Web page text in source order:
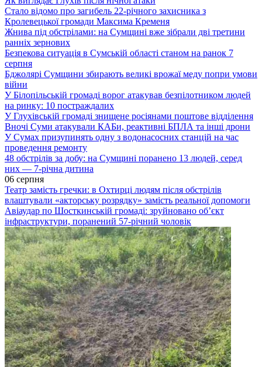
Стало відомо про загибель 22-річного захисника з
Кролевецької громади Максима Кременя
Жнива під обстрілами: на Сумщині вже зібрали дві третини
ранніх зернових
Безпекова ситуація в Сумській області станом на ранок 7
серпня
Бджолярі Сумщини збирають великі врожаї меду попри умови
війни
У Білопільській громаді ворог атакував безпілотником людей
на ринку: 10 постраждалих
У Глухівській громаді знищене росіянами поштове відділення
Вночі Суми атакували КАБи, реактивні БПЛА та інші дрони
У Сумах призупинять одну з водонасосних станцій на час
проведення ремонту
48 обстрілів за добу: на Сумщині поранено 13 людей, серед
них — 7-річна дитина
06 серпня
Театр замість гречки: в Охтирці людям після обстрілів
влаштували «акторську розрядку» замість реальної допомоги
Авіаудар по Шосткинській громаді: зруйновано об’єкт
інфраструктури, поранений 57-річний чоловік